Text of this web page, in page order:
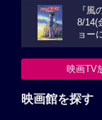
『風
8/14(
ョー
映画TV
映画館を探す